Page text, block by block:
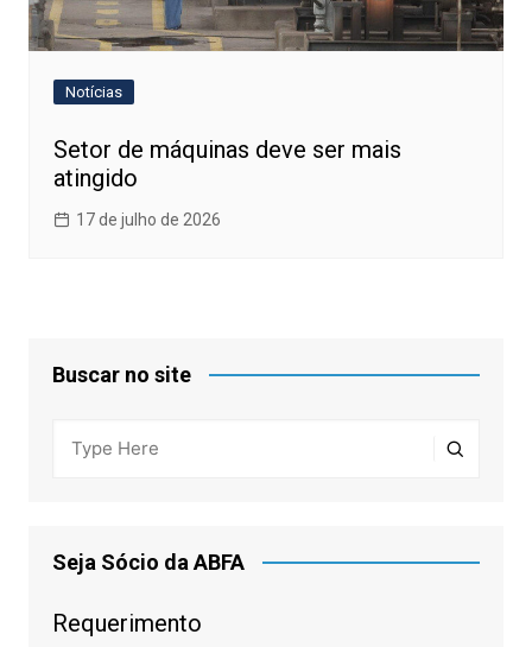
Notícias
Setor de máquinas deve ser mais
atingido
17 de julho de 2026
Buscar no site
Seja Sócio da ABFA
Requerimento